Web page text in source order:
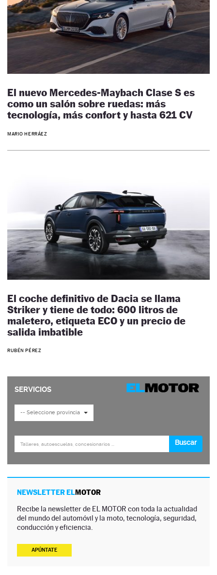
El nuevo Mercedes-Maybach Clase S es
como un salón sobre ruedas: más
tecnología, más confort y hasta 621 CV
MARIO HERRÁEZ
El coche definitivo de Dacia se llama
Striker y tiene de todo: 600 litros de
maletero, etiqueta ECO y un precio de
salida imbatible
RUBÉN PÉREZ
NEWSLETTER ELMOTOR
Recibe la newsletter de EL MOTOR con toda la actualidad
del mundo del automóvil y la moto, tecnología, seguridad,
conducción y eficiencia.
APÚNTATE